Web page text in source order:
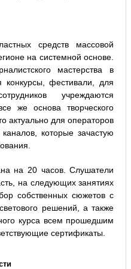
средств массовой
на системной основе.
мастерства в
конкурсы, фестивали, для
учреждаются
же основа творческого
актуально для операторов
которые зачастую
на 20 часов. Слушатели
на следующих занятиях
собственных сюжетов с
решений, а также
курса всем прошедшим
сертификаты.